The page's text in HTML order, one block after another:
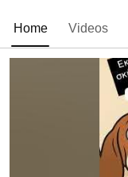
Home Videos